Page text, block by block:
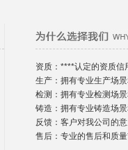
资质：****认定的资质信
生产：拥有专业生产场
检测：拥有专业检测场
铸造：拥有专业铸造场
反馈：客户对我公司的
售后：专业的售后和质